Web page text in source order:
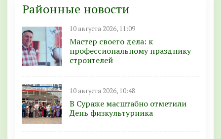
Районные новости
10 августа 2026, 11:09
Мастер своего дела: к
профессиональному празднику
строителей
10 августа 2026, 10:48
В Сураже масштабно отметили
День физкультурника